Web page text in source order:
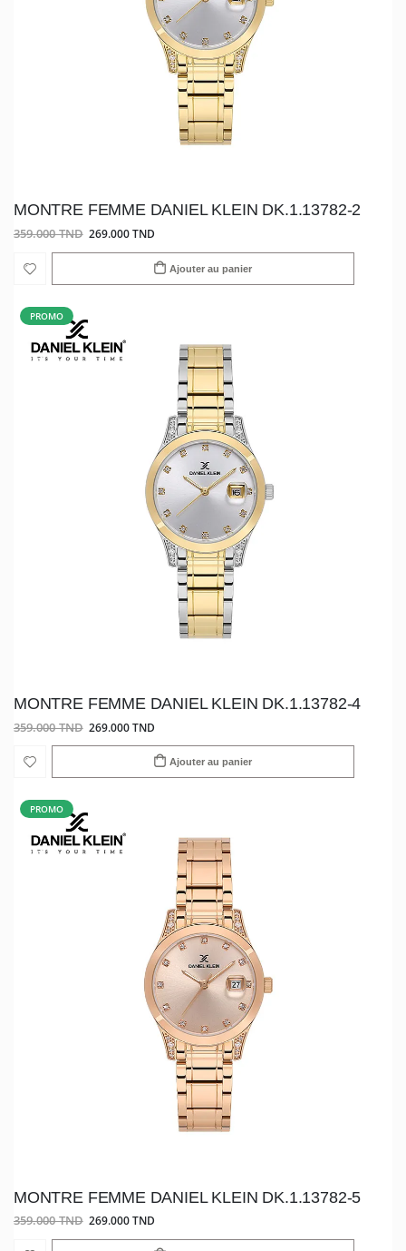
MONTRE FEMME DANIEL KLEIN DK.1.13782-2
359.000 TND 269.000 TND
Ajouter au panier
PROMO
MONTRE FEMME DANIEL KLEIN DK.1.13782-4
359.000 TND 269.000 TND
Ajouter au panier
PROMO
MONTRE FEMME DANIEL KLEIN DK.1.13782-5
359.000 TND 269.000 TND